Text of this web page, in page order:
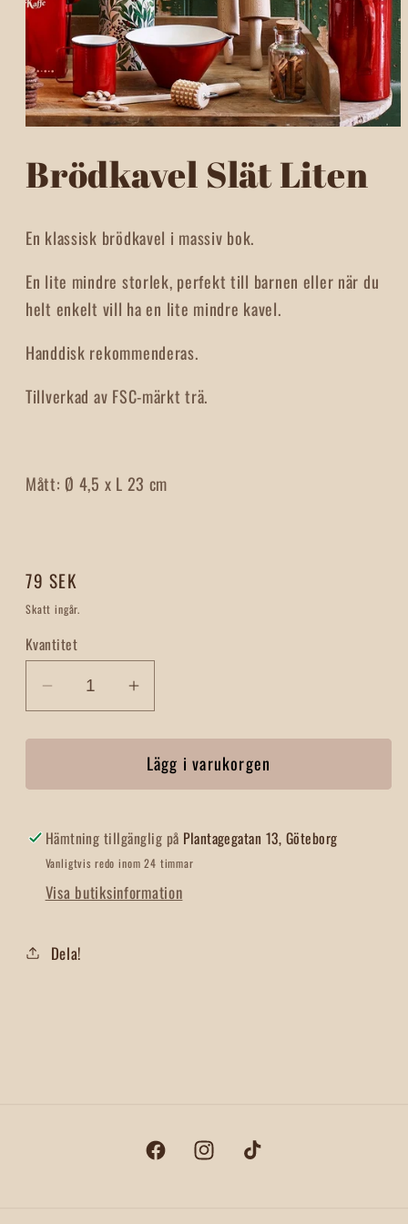
1
modalfönster
Brödkavel Slät Liten
En klassisk brödkavel i massiv bok.
En lite mindre storlek, perfekt till barnen eller när du
helt enkelt vill ha en lite mindre kavel.
Handdisk rekommenderas.
Tillverkad av FSC-märkt trä.
Mått: Ø 4,5 x L 23 cm
Ordinarie
pris
79 SEK
Skatt ingår.
Kvantitet
Minska
för
Slät
Öka
för
Brödkavel
Slät
Lägg i varukorgen
Hämtning tillgänglig på Plantagegatan 13, Göteborg
Vanligtvis redo inom 24 timmar
Visa butiksinformation
Dela!
FacebookInstagramTikTok